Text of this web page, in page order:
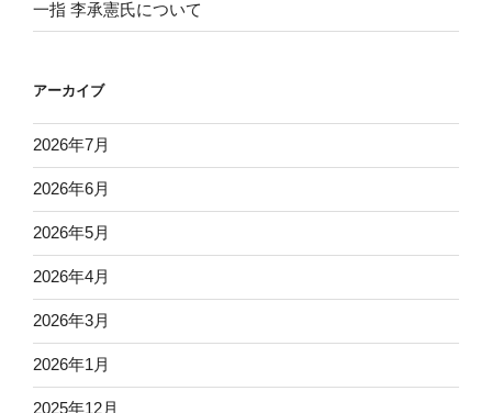
一指 李承憲氏について
アーカイブ
2026年7月
2026年6月
2026年5月
2026年4月
2026年3月
2026年1月
2025年12月